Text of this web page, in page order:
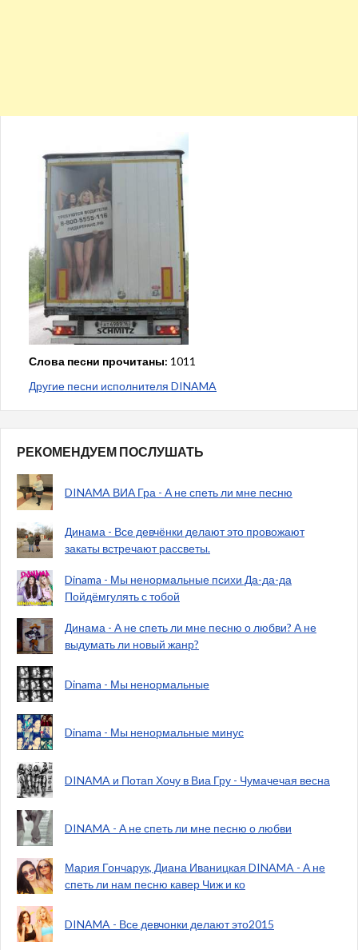
Слова песни прочитаны: 1011
Другие песни исполнителя DINAMA
РЕКОМЕНДУЕМ ПОСЛУШАТЬ
DINAMA ВИА Гра - А не спеть ли мне песню
Динама - Все девчёнки делают это провожают
закаты встречают рассветы.
Dinama - Мы ненормальные психи Да-да-да
Пойдёмгулять с тобой
Динама - А не спеть ли мне песню о любви? А не
выдумать ли новый жанр?
Dinama - Мы ненормальные
Dinama - Мы ненормальные минус
DINAMA и Потап Хочу в Виа Гру - Чумачечая весна
DINAMA - А не спеть ли мне песню о любви
Мария Гончарук, Диана Иваницкая DINAMA - А не
спеть ли нам песню кавер Чиж и ко
DINAMA - Все девчонки делают это2015